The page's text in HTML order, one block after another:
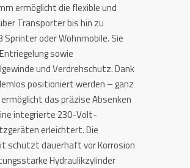
ermöglicht die flexible und
Transporter bis hin zu
oder Wohnmobile. Sie
sowie
und Verdrehschutz. Dank
positioniert werden – ganz
das präzise Absenken
integrierte 230-Volt-
erleichtert. Die
schützt dauerhaft vor Korrosion
Hydraulikzylinder